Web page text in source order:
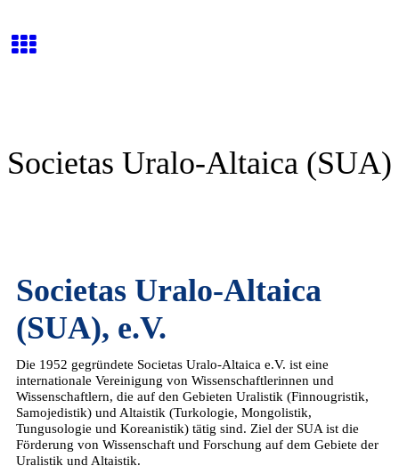
Societas Uralo-Altaica (SUA)
Societas Uralo-Altaica
(SUA), e.V.
Die 1952 gegründete Societas Uralo-Altaica e.V. ist eine
internationale Vereinigung von Wissenschaftlerinnen und
Wissenschaftlern, die auf den Gebieten Uralistik (Finnougristik,
Samojedistik) und Altaistik (Turkologie, Mongolistik,
Tungusologie und Koreanistik) tätig sind. Ziel der SUA ist die
Förderung von Wissenschaft und Forschung auf dem Gebiete der
Uralistik und Altaistik.